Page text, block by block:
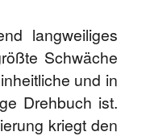
langweiliges
Schwäche
und in
Drehbuch ist.
kriegt den